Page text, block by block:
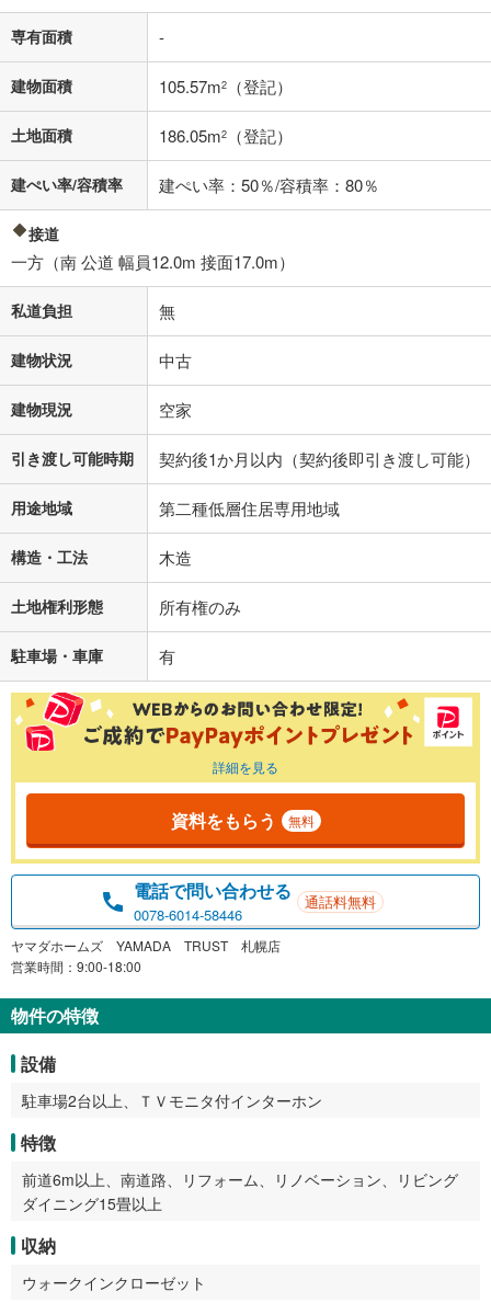
専有面積 -
建物面積 105.57m2 （登記）
土地面積 186.05m2 （登記）
建ぺい率/容積率 建ぺい率：50％/容積率：80％
接道
一方（南 公道 幅員12.0m 接面17.0m）
私道負担 無
建物状況 中古
建物現況 空家
引き渡し可能時期 契約後1か月以内（契約後即引き渡し可能）
用途地域 第二種低層住居専用地域
構造・工法 木造
土地権利形態 所有権のみ
駐車場・車庫 有
詳細を見る
資料をもらう 無料
電話で問い合わせる
0078-6014-58446
通話料無料
ヤマダホームズ YAMADA TRUST 札幌店
営業時間：9:00-18:00
物件の特徴
設備
駐車場2台以上、ＴＶモニタ付インターホン
特徴
前道6m以上、南道路、リフォーム、リノベーション、リビング
ダイニング15畳以上
収納
ウォークインクローゼット